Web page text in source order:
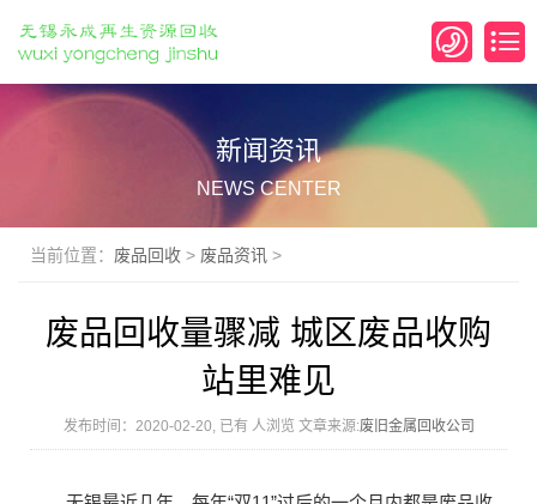
新闻资讯
NEWS CENTER
当前位置： 废品回收 > 废品资讯 >
废品回收量骤减 城区废品收购
站里难见
发布时间：2020-02-20, 已有 人浏览 文章来源:废旧金属回收公司